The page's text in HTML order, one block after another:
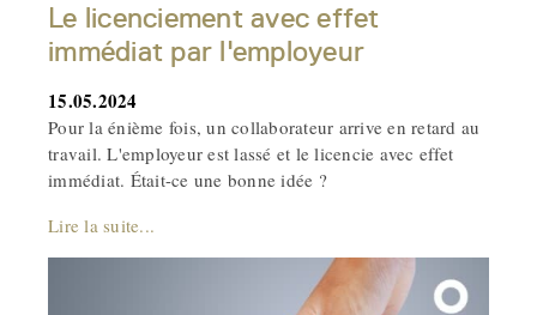
Le licenciement avec effet
immédiat par l'employeur
15.05.2024
Pour la énième fois, un collaborateur arrive en retard au
travail. L'employeur est lassé et le licencie avec effet
immédiat. Était-ce une bonne idée ?
Lire la suite...